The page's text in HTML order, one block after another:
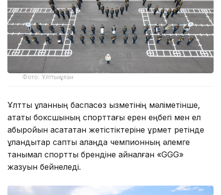
Фото: Ұлттық ұлан
Ұлттық ұланның баспасөз қызметінің мәліметінше,
атақты боксшының спорттағы ерен еңбегі мен ел
абыройын асқақтатқан жетістіктеріне құрмет ретінде
ұландықтар саптық алаңда чемпионның әлемге
танымал спорттық брендіне айналған «GGG»
жазуын бейнеледі.